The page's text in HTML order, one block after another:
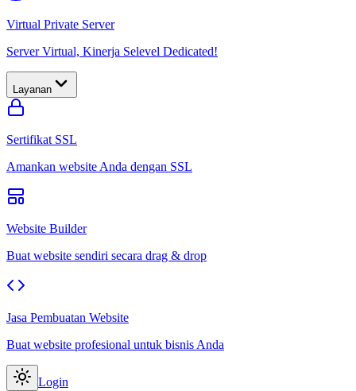
Virtual Private Server
Server Virtual, Kinerja Selevel Dedicated!
Layanan
Sertifikat SSL
Amankan website Anda dengan SSL
Website Builder
Buat website sendiri secara drag & drop
Jasa Pembuatan Website
Buat website profesional untuk bisnis Anda
Login